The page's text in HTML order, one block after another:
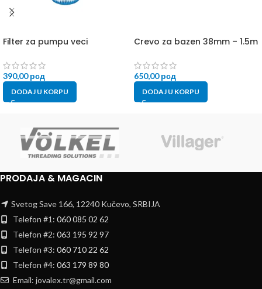
Filter za pumpu veci
390,00рсд
DODAJ U KORPU
Crevo za bazen 38mm – 1.5m
650,00рсд
DODAJ U KORPU
PRODAJA & MAGACIN
Svetog Save 166, 12240 Kučevo, SRBIJA
Telefon #1: 060 085 02 62
Telefon #2: 063 195 92 97
Telefon #3: 060 710 22 62
Telefon #4: 063 179 89 80
Email: jovalex.tr@gmail.com